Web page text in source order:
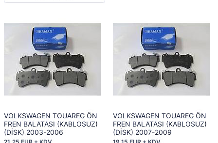
VOLKSWAGEN TOUAREG ÖN
FREN BALATASI (KABLOSUZ)
(DİSK) 2003-2006
VOLKSWAGEN TOUAREG ÖN
FREN BALATASI (KABLOSUZ)
(DİSK) 2007-2009